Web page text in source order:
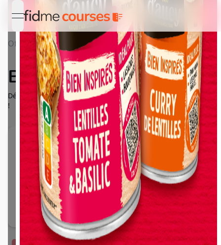
open navigation menu
Offres Détail Bien Inspirés d'aucy
Bien Inspirés d'aucy
Découvrez la gamme gourmande des Bien Inspirés de d'aucy
!